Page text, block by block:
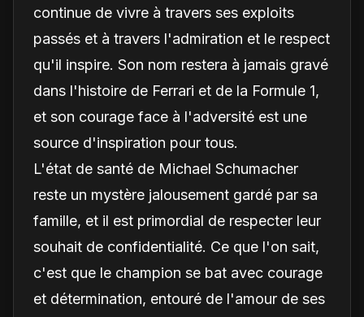
continue de vivre à travers ses exploits
passés et à travers l'admiration et le respect
qu'il inspire. Son nom restera à jamais gravé
dans l'histoire de Ferrari et de la Formule 1,
et son courage face à l'adversité est une
source d'inspiration pour tous.
L'état de santé de Michael Schumacher
reste un mystère jalousement gardé par sa
famille, et il est primordial de respecter leur
souhait de confidentialité. Ce que l'on sait,
c'est que le champion se bat avec courage
et détermination, entouré de l'amour de ses